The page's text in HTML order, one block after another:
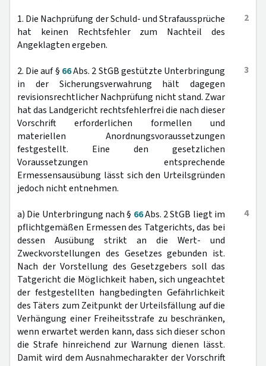
2
1. Die Nachprüfung der Schuld- und Strafaussprüche
hat keinen Rechtsfehler zum Nachteil des
Angeklagten ergeben.
3
2. Die auf § 66Abs. 2 StGB gestützte Unterbringung
in der Sicherungsverwahrung hält dagegen
revisionsrechtlicher Nachprüfung nicht stand. Zwar
hat das Landgericht rechtsfehlerfrei die nach dieser
Vorschrift erforderlichen formellen und
materiellen Anordnungsvoraussetzungen
festgestellt. Eine den gesetzlichen
Voraussetzungen entsprechende
Ermessensausübung lässt sich den Urteilsgründen
jedoch nicht entnehmen.
4
a) Die Unterbringung nach § 66Abs. 2 StGB liegt im
pflichtgemäßen Ermessen des Tatgerichts, das bei
dessen Ausübung strikt an die Wert- und
Zweckvorstellungen des Gesetzes gebunden ist.
Nach der Vorstellung des Gesetzgebers soll das
Tatgericht die Möglichkeit haben, sich ungeachtet
der festgestellten hangbedingten Gefährlichkeit
des Täters zum Zeitpunkt der Urteilsfällung auf die
Verhängung einer Freiheitsstrafe zu beschränken,
wenn erwartet werden kann, dass sich dieser schon
die Strafe hinreichend zur Warnung dienen lässt.
Damit wird dem Ausnahmecharakter der Vorschrift